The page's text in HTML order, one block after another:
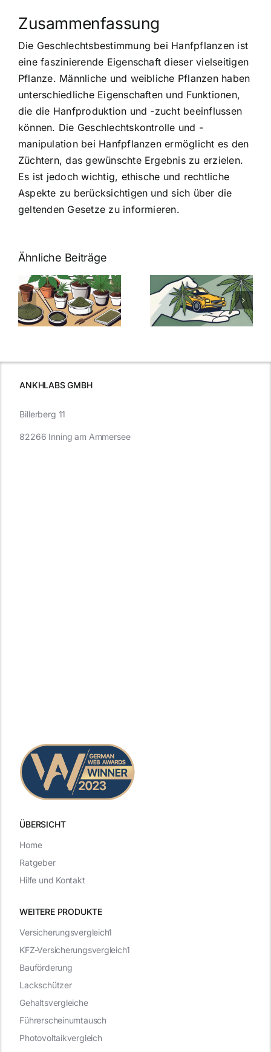
Zusammenfassung
Die Geschlechtsbestimmung bei Hanfpflanzen ist
eine faszinierende Eigenschaft dieser vielseitigen
Pflanze. Männliche und weibliche Pflanzen haben
unterschiedliche Eigenschaften und Funktionen,
die die Hanfproduktion und -zucht beeinflussen
können. Die Geschlechtskontrolle und -
manipulation bei Hanfpflanzen ermöglicht es den
Züchtern, das gewünschte Ergebnis zu erzielen.
Es ist jedoch wichtig, ethische und rechtliche
Aspekte zu berücksichtigen und sich über die
geltenden Gesetze zu informieren.
Ähnliche Beiträge
Neue THC-
Grenzwert-
Regelung:
Was Sie über
Cannabis und
müssen
Cannabis
Samen
kaufen: Alles
was Sie
ANKHLABS GMBH
ÜBERSICHT
WEITERE PRODUKTE
Billerberg 11
82266 Inning am Ammersee
Versicherungsvergleich1
KFZ-Versicherungsvergleich1
Bauförderung
Lackschützer
Gehaltsvergleiche
Führerscheinumtausch
Photovoltaikvergleich
Home
Ratgeber
Hilfe und Kontakt